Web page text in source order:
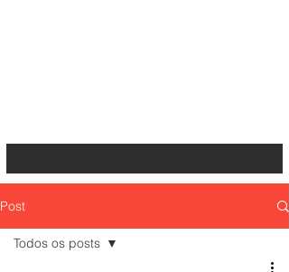
Post
Todos os posts